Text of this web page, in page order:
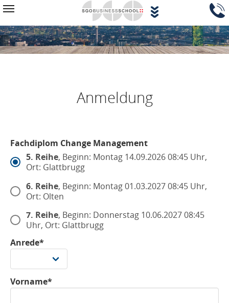
Zum Hauptinhalt springen
Navigationsblock überspringen
Toggle navigation
Anmeldung
Fachdiplom Change Management
5. Reihe, Beginn: Montag 14.09.2026 08:45 Uhr,
Ort: Glattbrugg
6. Reihe, Beginn: Montag 01.03.2027 08:45 Uhr,
Ort: Olten
7. Reihe, Beginn: Donnerstag 10.06.2027 08:45
Uhr, Ort: Glattbrugg
Anrede*
Vorname*